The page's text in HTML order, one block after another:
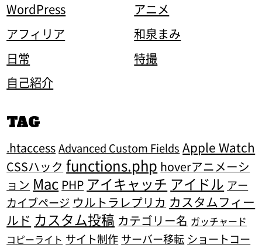
WordPress
アニメ
アフィリア
和泉まみ
日常
特撮
自己紹介
TAG
.htaccess Advanced Custom Fields Apple Watch
CSSハック functions.php hoverアニメーシ
ョン Mac PHP アイキャッチ アイドル アー
カイブページ ウルトラレプリカ カスタムフィー
ルド カスタム投稿 カテゴリー名 ガッチャード
コピーライト サイト制作 サーバー移転 ショートコー